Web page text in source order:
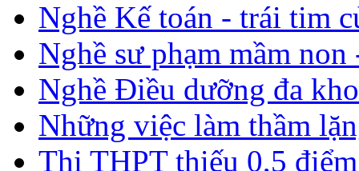
Nghề Kế toán - trái tim
Nghề sư phạm mầm
Nghề Điều dưỡng đa
Những việc làm thầm
Thi THPT thiếu 0,5